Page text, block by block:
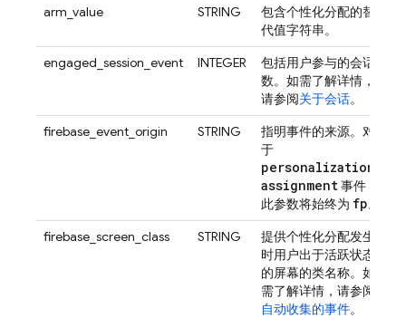
arm_value
STRING
包含个性化分配的替
代值字符串。
engaged_session_event
INTEGER
包括用户参与的会话
数。如需了解详情，
请参阅关于会话。
firebase_event_origin
STRING
指明事件的来源。对
于
personalization
assignment事件，
此参数将始终为 fp。
firebase_screen_class
STRING
提供个性化分配发生
时用户出于活跃状态
的屏幕的类名称。如
需了解详情，请参阅
自动收集的事件。